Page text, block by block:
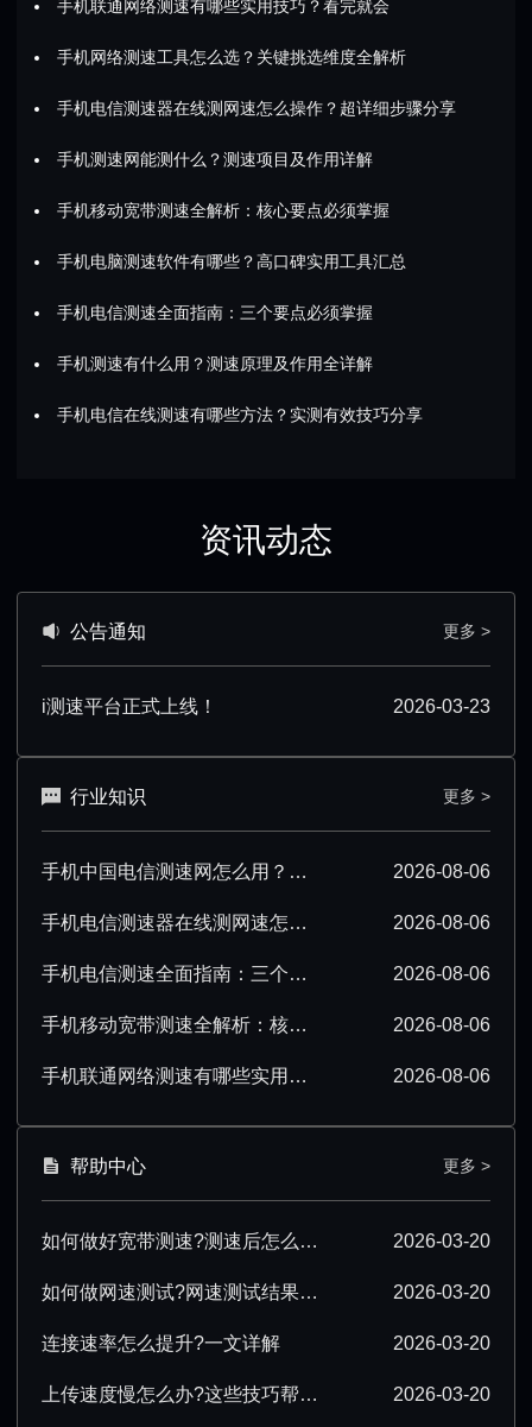
手机联通网络测速有哪些实用技巧？看完就会
手机网络测速工具怎么选？关键挑选维度全解析
手机电信测速器在线测网速怎么操作？超详细步骤分享
手机测速网能测什么？测速项目及作用详解
手机移动宽带测速全解析：核心要点必须掌握
手机电脑测速软件有哪些？高口碑实用工具汇总
手机电信测速全面指南：三个要点必须掌握
手机测速有什么用？测速原理及作用全详解
手机电信在线测速有哪些方法？实测有效技巧分享
资讯动态
公告通知 更多 >
i测速平台正式上线！ 2026-03-23
行业知识 更多 >
手机中国电信测速网怎么用？超详细操作技巧分享 2026-08-06
手机电信测速器在线测网速怎么操作？超详细步骤分享 2026-08-06
手机电信测速全面指南：三个要点必须掌握 2026-08-06
手机移动宽带测速全解析：核心要点必须掌握 2026-08-06
手机联通网络测速有哪些实用技巧？看完就会 2026-08-06
帮助中心 更多 >
如何做好宽带测速?测速后怎么优化? 2026-03-20
如何做网速测试?网速测试结果怎么解读? 2026-03-20
连接速率怎么提升?一文详解 2026-03-20
上传速度慢怎么办?这些技巧帮你提速 2026-03-20